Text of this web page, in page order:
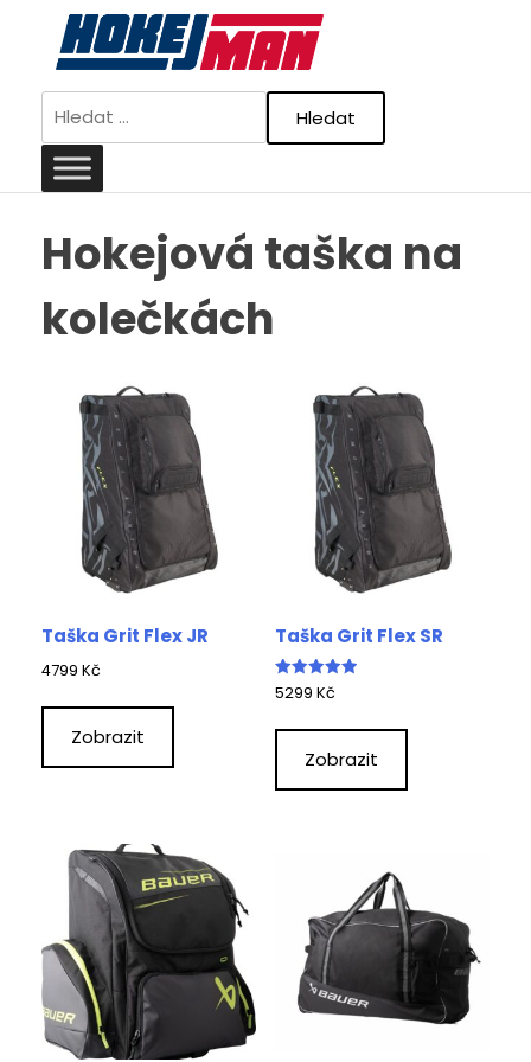
content
Vyhledávání
Hokejová taška na
kolečkách
Taška Grit Flex JR
4799 Kč
Zobrazit
Taška Grit Flex SR
Hodnocení
5.00
5299 Kč
Zobrazit